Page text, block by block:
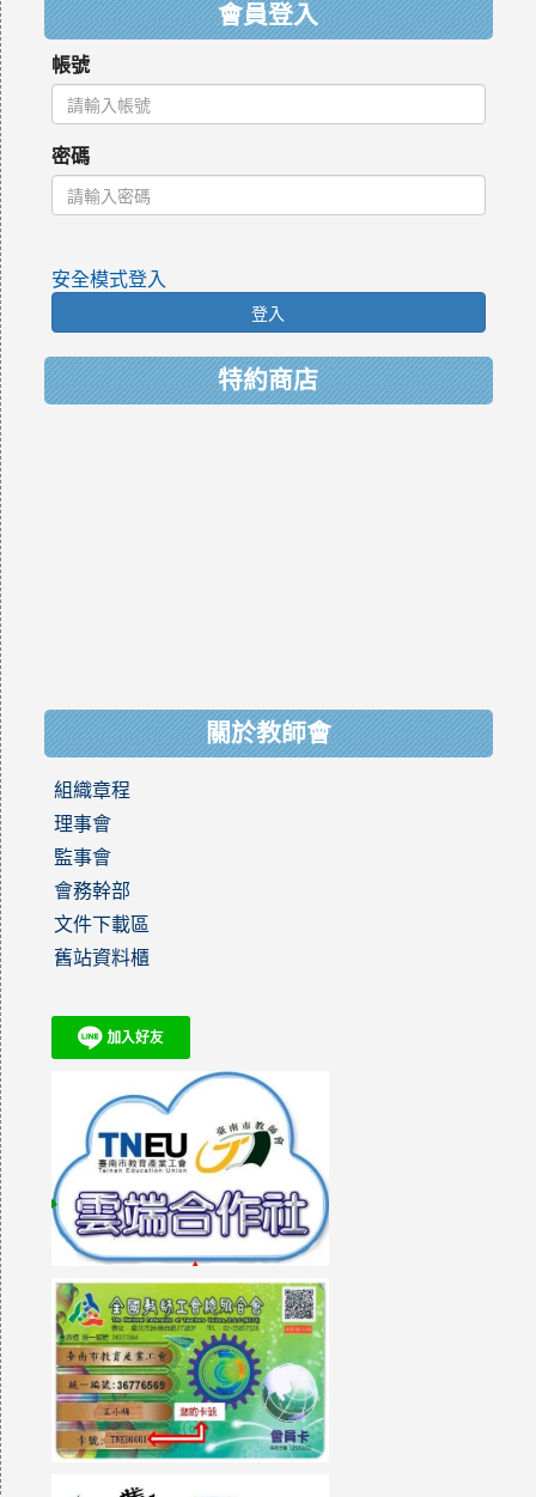
會員登入
帳號
密碼
安全模式登入
登入
特約商店
關於教師會
組織章程
理事會
監事會
會務幹部
文件下載區
舊站資料櫃